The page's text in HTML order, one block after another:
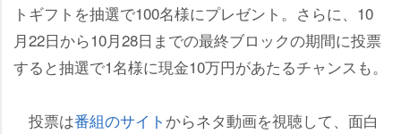
トギフトを抽選で100名様にプレゼント。さらに、10
月22日から10月28日までの最終ブロックの期間に投票
すると抽選で1名様に現金10万円があたるチャンスも。
投票は番組のサイト からネタ動画を視聴して、面白